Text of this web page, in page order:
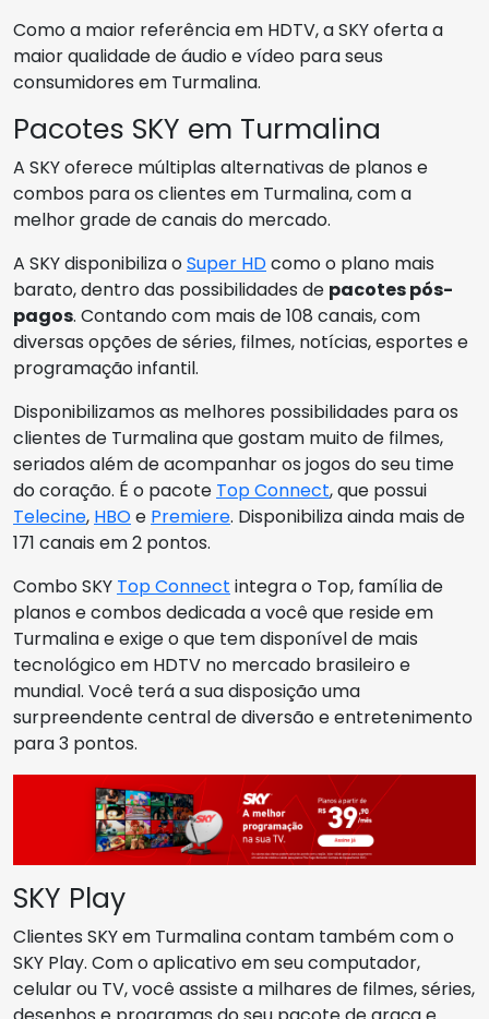
Como a maior referência em HDTV, a SKY oferta a
maior qualidade de áudio e vídeo para seus
consumidores em Turmalina.
Pacotes SKY em Turmalina
A SKY oferece múltiplas alternativas de planos e
combos para os clientes em Turmalina, com a
melhor grade de canais do mercado.
A SKY disponibiliza oSuper HDcomo o plano mais
barato, dentro das possibilidades de pacotes pós-
pagos. Contando com mais de 108 canais, com
diversas opções de séries, filmes, notícias, esportes e
programação infantil.
Disponibilizamos as melhores possibilidades para os
clientes de Turmalina que gostam muito de filmes,
seriados além de acompanhar os jogos do seu time
do coração. É o pacote Top Connect, que possui
Telecine, HBOe Premiere. Disponibiliza ainda mais de
171 canais em 2 pontos.
Combo SKY Top Connect integra o Top, família de
planos e combos dedicada a você que reside em
Turmalina e exige o que tem disponível de mais
tecnológico em HDTV no mercado brasileiro e
mundial. Você terá a sua disposição uma
surpreendente central de diversão e entretenimento
para 3 pontos.
SKY Play
Clientes SKY em Turmalina contam também com o
SKY Play. Com o aplicativo em seu computador,
celular ou TV, você assiste a milhares de filmes, séries,